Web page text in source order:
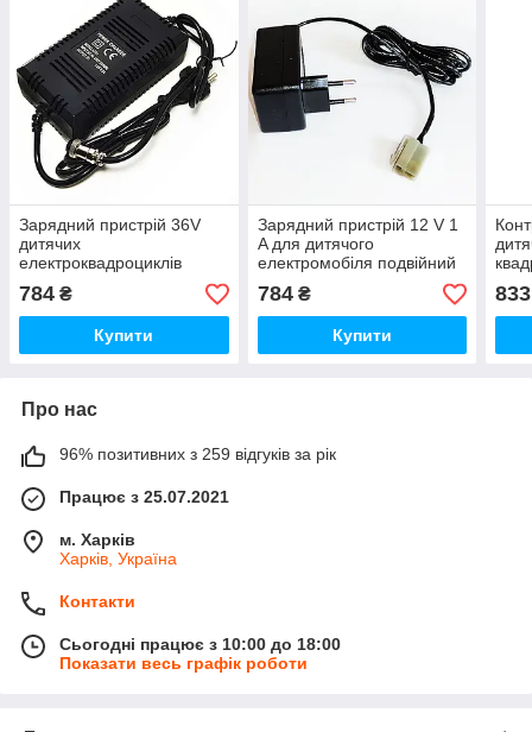
Зарядний пристрій 36V
дитячих
електроквадроциклів
металевий штекер
784 ₴
Купити
Зарядний пристрій 12 V 1
A для дитячого
електромобіля подвійний
штекер "тато"
784₴
Купити
833
Про нас
96% позитивних з 259 відгуків за рік
Працює з 25.07.2021
м. Харків
Харків, Україна
Контакти
Сьогодні працює з 10:00 до 18:00
Показати весь графік роботи